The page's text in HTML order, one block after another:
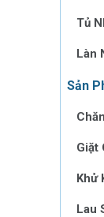
Tủ
Làn
Sản
Giặt
Khử
Lau